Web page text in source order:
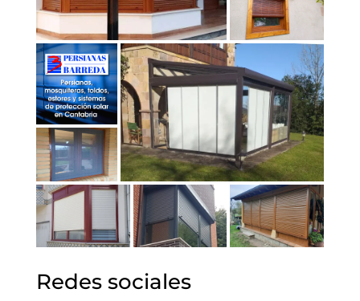
Redes sociales